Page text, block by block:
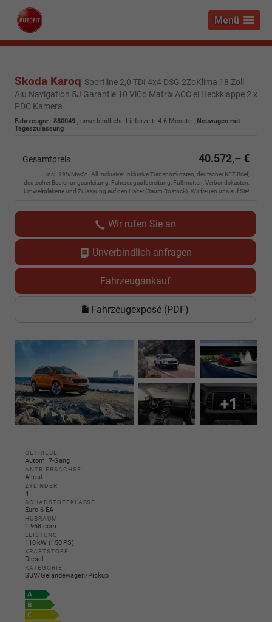
Menü
Skoda Karoq Sportline 2,0 TDI 4x4 DSG 2ZoKlima 18 Zoll
Alu Navigation 5J Garantie 10 ViCo Matrix ACC el Heckklappe 2 x
PDC Kamera
Fahrzeugnr.: 880049 , unverbindliche Lieferzeit: 4-6 Monate , Neuwagen mit
Tageszulassung
Gesamtpreis 40.572,– €
incl. 19% MwSt., All Inclusive: Inklusive Transportkosten, deutscher KFZ Brief,
deutscher Bedienungsanleitung, Fahrzeugaufbereitung, Fußmatten, Verbandskasten,
Umweltplakette und Zulassung auf den Halter (Raum Rostock). Wir freuen uns auf Sie!
Wir rufen Sie an
Unverbindlich anfragen
Fahrzeugankauf
Fahrzeugexposé (PDF)
+1
GETRIEBE
Autom. 7-Gang
ANTRIEBSACHSE
Allrad
ZYLINDER
4
SCHADSTOFFKLASSE
Euro 6 EA
HUBRAUM
1.968 ccm
LEISTUNG
110 kW (150 PS)
KRAFTSTOFF
Diesel
KATEGORIE
SUV/Geländewagen/Pickup